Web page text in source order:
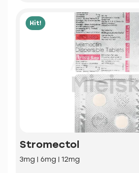
Hit!
Stromectol
3mg | 6mg | 12mg